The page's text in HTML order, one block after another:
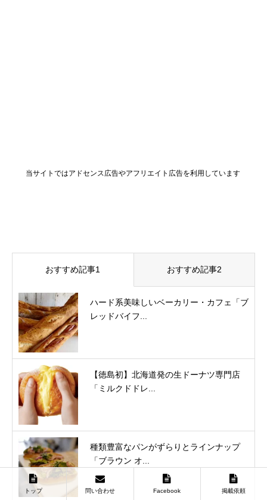
当サイトではアドセンス広告やアフリエイト広告を利用しています
おすすめ記事1 おすすめ記事2
ハード系美味しいベーカリー・カフェ「ブ
レッドバイフ...
【徳島初】北海道発の生ドーナツ専門店
「ミルクドドレ...
種類豊富なパンがずらりとラインナップ
「ブラウン オ...
トップ 問い合わせ Facebook 掲載依頼